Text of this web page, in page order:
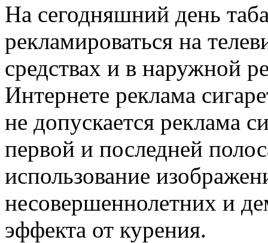
На сегодняшний день
рекламироваться на
средствах и в наружной
Интернете реклама
не допускается реклама
первой и последней
использование
несовершеннолетних и
эффекта от курения.